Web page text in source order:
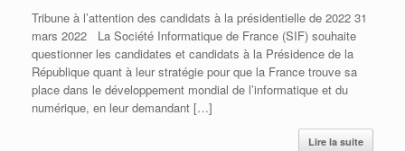
Tribune à l’attention des candidats à la présidentielle de 2022 31
mars 2022 La Société Informatique de France (SIF) souhaite
questionner les candidates et candidats à la Présidence de la
République quant à leur stratégie pour que la France trouve sa
place dans le développement mondial de l’informatique et du
numérique, en leur demandant […]
Lire la suite